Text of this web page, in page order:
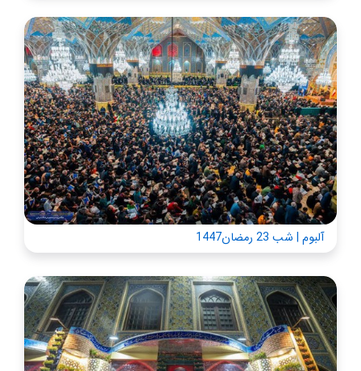
آلبوم | شب 23 رمضان1447